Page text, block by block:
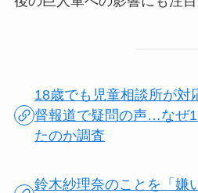
18歳でも児童相談所が対
督報道で疑問の声…なぜ
たのか調査
鈴木紗理奈のことを「嫌